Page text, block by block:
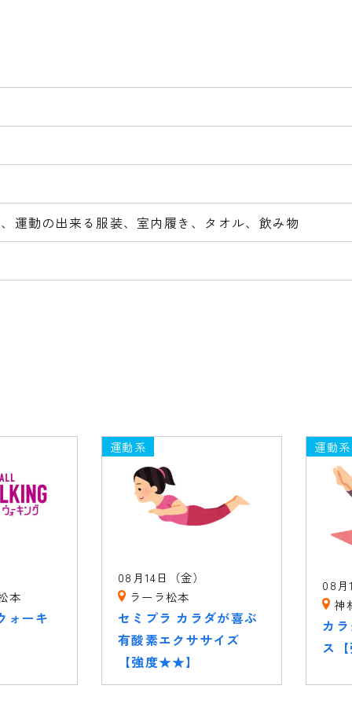
運動の出来る服装、室内履き、タオル、飲み物
本
ォーキ
運動系
08月14日（金）
ラーラ松本
セミプラ カラダが喜ぶ
有酸素エクササイズ
【強度★★】
運動系
08月
神
カ
ス